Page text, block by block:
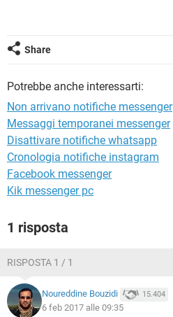
Share
Potrebbe anche interessarti:
Non arrivano notifiche messenger
Messaggi temporanei messenger
Disattivare notifiche whatsapp
Cronologia notifiche instagram
Facebook messenger
Kik messenger pc
1 risposta
RISPOSTA 1 / 1
Noureddine Bouzidi 15.404
6 feb 2017 alle 09:35